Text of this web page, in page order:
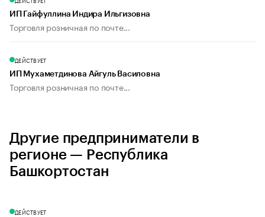
ИП Гайфуллина Индира Ильгизовна
Торговля розничная по почте...
ДЕЙСТВУЕТ
ИП Мухаметдинова Айгуль Василовна
Торговля розничная по почте...
Другие предприниматели в
регионе — Республика
Башкортостан
ДЕЙСТВУЕТ